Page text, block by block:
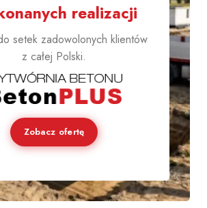
realizacji
setek zadowolonych klientów
z całej Polski.
Zobacz ofertę